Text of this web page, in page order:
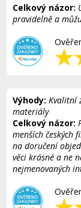
Celkový názor:
pravidelně a
Výhody: Kvalitní
materiály
Celkový názor:
menších českých
na doručení
věci krásné a ne
nejmenovaných